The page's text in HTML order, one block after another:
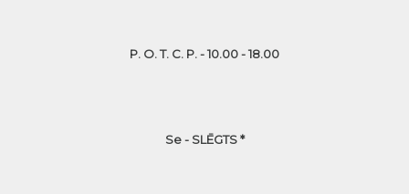
P. O. T. C. P. - 10.00 - 18.00
Se - SLĒGTS *